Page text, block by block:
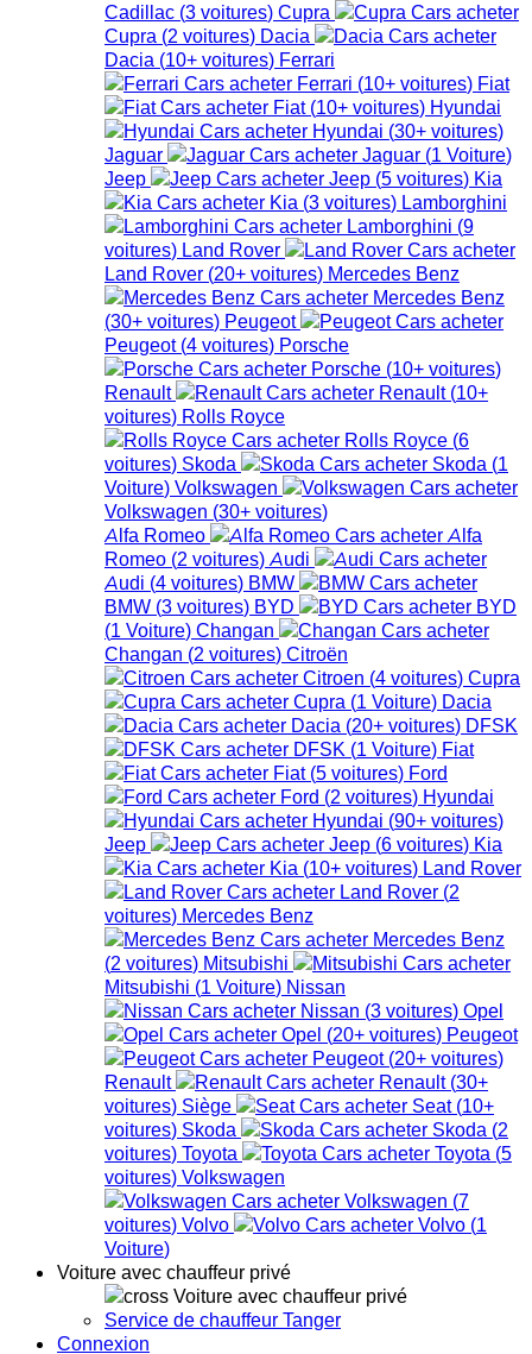
Cadillac (3 voitures) Cupra
Cupra (2 voitures) Dacia
Dacia (10+ voitures) Ferrari
Ferrari (10+ voitures) Fiat
Fiat (10+ voitures) Hyundai
Hyundai (30+ voitures)
Jaguar
Jaguar (1 Voiture)
Jeep
Jeep (5 voitures) Kia
Kia (3 voitures) Lamborghini
Lamborghini (9
voitures) Land Rover
Land Rover (20+ voitures) Mercedes Benz
Mercedes Benz
(30+ voitures) Peugeot
Peugeot (4 voitures) Porsche
Porsche (10+ voitures)
Renault
Renault (10+
voitures) Rolls Royce
Rolls Royce (6
voitures) Skoda Skoda (1
Voiture) Volkswagen
Volkswagen (30+ voitures)
Alfa Romeo
Alfa
Romeo (2 voitures) Audi
Audi (4 voitures) BMW
BMW (3 voitures) BYD
BYD
(1 Voiture) Changan
Changan (2 voitures) Citroën
Citroen (4 voitures) Cupra
Cupra (1 Voiture) Dacia
Dacia (20+ voitures) DFSK
DFSK (1 Voiture) Fiat
Fiat (5 voitures) Ford
Ford (2 voitures) Hyundai
Hyundai (90+ voitures)
Jeep
Jeep (6 voitures) Kia
Kia (10+ voitures) Land Rover
Land Rover (2
voitures) Mercedes Benz
Mercedes Benz
(2 voitures) Mitsubishi
Mitsubishi (1 Voiture) Nissan
Nissan (3 voitures) Opel
Opel (20+ voitures) Peugeot
Peugeot (20+ voitures)
Renault
Renault (30+
voitures) Siège Seat (10+
voitures) Skoda Skoda (2
voitures) Toyota Toyota (5
voitures) Volkswagen
Volkswagen (7
voitures) Volvo Volvo (1
Voiture)
Voiture avec chauffeur privé
Voiture avec chauffeur privé
Service de chauffeur Tanger
Connexion